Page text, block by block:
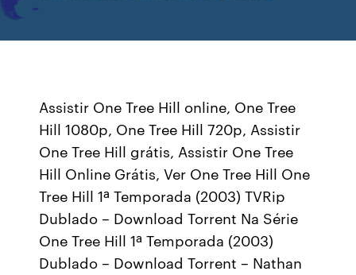
Assistir One Tree Hill online, One Tree
Hill 1080p, One Tree Hill 720p, Assistir
One Tree Hill grátis, Assistir One Tree
Hill Online Grátis, Ver One Tree Hill One
Tree Hill 1ª Temporada (2003) TVRip
Dublado – Download Torrent Na Série
One Tree Hill 1ª Temporada (2003)
Dublado – Download Torrent – Nathan